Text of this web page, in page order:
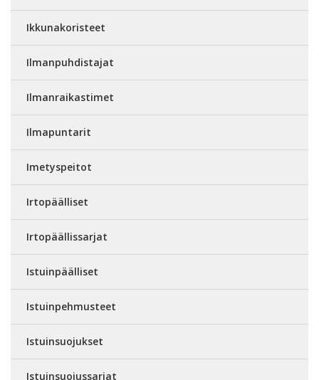
Ikkunakoristeet
Ilmanpuhdistajat
Ilmanraikastimet
Ilmapuntarit
Imetyspeitot
Irtopäälliset
Irtopäällissarjat
Istuinpäälliset
Istuinpehmusteet
Istuinsuojukset
Istuinsuojussarjat